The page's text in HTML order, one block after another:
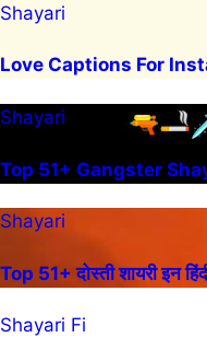
Shayari
Love Captions For
Shayari
Top 51+ Gangster
Shayari
Top 51+ दोस्ती शायरी इन
Shayari Fi